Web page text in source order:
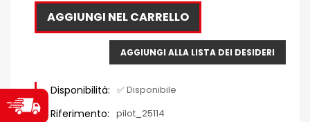
AGGIUNGI NEL CARRELLO
AGGIUNGI ALLA LISTA DEI DESIDERI
Disponibilità: ✅ Disponibile
Riferimento: pilot_25114